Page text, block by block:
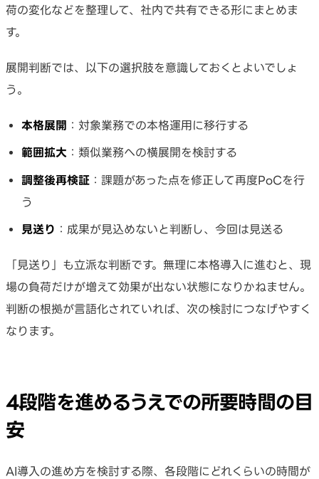
荷の変化などを整理して、社内で共有できる形にまとめま
す。
展開判断では、以下の選択肢を意識しておくとよいでしょ
う。
本格展開 ：対象業務での本格運用に移行する
範囲拡大 ：類似業務への横展開を検討する
調整後再検証 ：課題があった点を修正して再度PoCを行
う
見送り ：成果が見込めないと判断し、今回は見送る
「見送り」も立派な判断です。無理に本格導入に進むと、現
場の負荷だけが増えて効果が出ない状態になりかねません。
判断の根拠が言語化されていれば、次の検討につなげやすく
なります。
4段階を進めるうえでの所要時間の目
安
AI導入の進め方を検討する際、各段階にどれくらいの時間が